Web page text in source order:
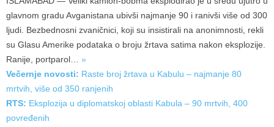
glavnom gradu Avganistana ubivši najmanje 90 i ranivši više od 300
ljudi. Bezbednosni zvaničnici, koji su insistirali na anonimnosti, rekli
su Glasu Amerike podataka o broju žrtava satima nakon eksplozije.
Ranije, portparol… »
Večernje novosti: Raste broj žrtava u Kabulu – najmanje 80
mrtvih, više od 350 ranjenih
RTS: Eksplozija u diplomatskoj oblasti Kabula – 90 mrtvih, 400
povređenih